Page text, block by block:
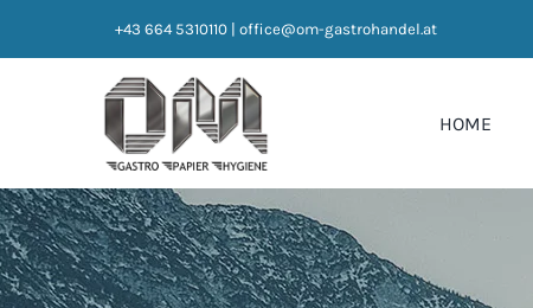
+43 664 5310110 office@om-gastrohandel.at
HOME